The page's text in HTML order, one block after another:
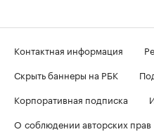
Контактная информация
Скрыть баннеры на РБК
Корпоративная подписка
О соблюдении авторских прав